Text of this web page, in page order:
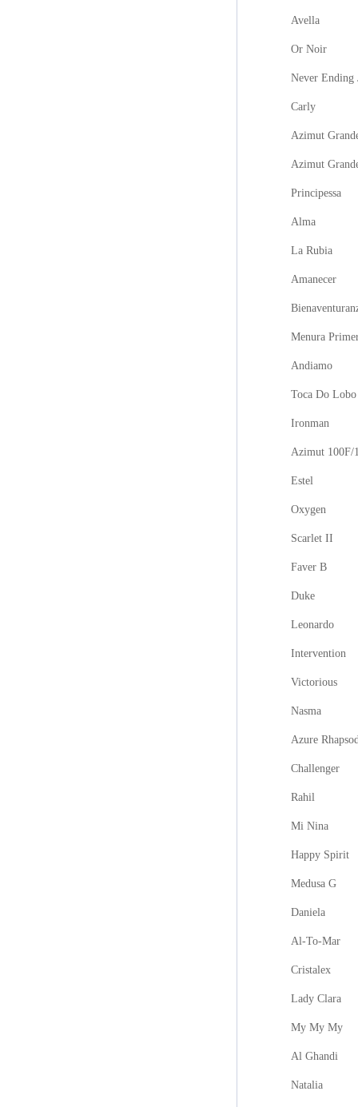
Avella
Or Noir
Never Ending
Carly
Azimut
Azimut
Principessa
Alma
La Rubia
Amanecer
Menura
Andiamo
Toca Do Lobo
Ironman
Azimut 100F/
Estel
Oxygen
Scarlet II
Faver B
Duke
Leonardo
Intervention
Victorious
Nasma
Azure
Challenger
Rahil
Mi Nina
Happy Spirit
Medusa G
Daniela
Al-To-Mar
Cristalex
Lady Clara
My My My
Al Ghandi
Natalia